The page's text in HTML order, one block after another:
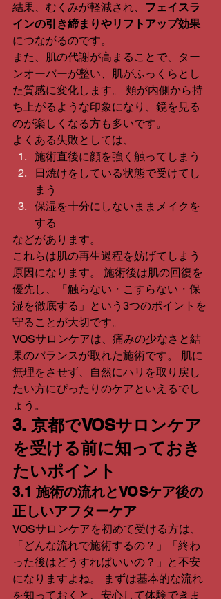
結果、むくみが軽減され、 フェイスラ
インの引き締まりやリフトアップ効果
につながるのです。
また、肌の代謝が高まることで、ター
ンオーバーが整い、肌がふっくらとし
た質感に変化します。 頬が内側から持
ち上がるような印象になり、鏡を見る
のが楽しくなる方も多いです。
よくある失敗としては、
施術直後に顔を強く触ってしまう
日焼けをしている状態で受けてし
まう
保湿を十分にしないままメイクを
する
などがあります。
これらは肌の再生過程を妨げてしまう
原因になります。 施術後は肌の回復を
優先し、「触らない・こすらない・保
湿を徹底する」という3つのポイントを
守ることが大切です。
VOSサロンケアは、痛みの少なさと結
果のバランスが取れた施術です。 肌に
無理をさせず、自然にハリを取り戻し
たい方にぴったりのケアといえるでし
ょう。
3. 京都でVOSサロンケア
を受ける前に知っておき
たいポイント
3.1 施術の流れとVOSケア後の
正しいアフターケア
VOSサロンケアを初めて受ける方は、
「どんな流れで施術するの？」「終わ
った後はどうすればいいの？」と不安
になりますよね。 まずは基本的な流れ
を知っておくと、安心して体験できま